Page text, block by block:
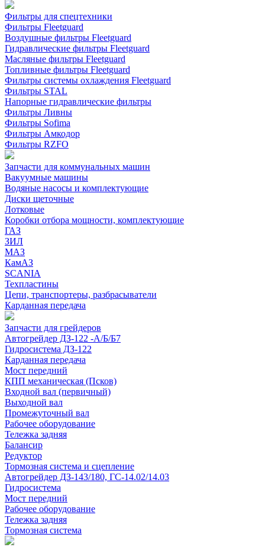
Фильтры для спецтехники
Фильтры Fleetguard
Воздушные фильтры Fleetguard
Гидравлические фильтры Fleetguard
Масляные фильтры Fleetguard
Топливные фильтры Fleetguard
Фильтры системы охлаждения Fleetguard
Фильтры STAL
Напорные гидравлические фильтры
Фильтры Ливны
Фильтры Sofima
Фильтры Амкодор
Фильтры RZFO
Запчасти для коммунальных машин
Вакуумные машины
Водяные насосы и комплектующие
Диски щеточные
Лотковые
Коробки отбора мощности, комплектующие
ГАЗ
ЗИЛ
МАЗ
КамАЗ
SCANIA
Техпластины
Цепи, транспортеры, разбрасыватели
Карданная передача
Запчасти для грейдеров
Автогрейдер ДЗ-122 -А/Б/Б7
Гидросистема ДЗ-122
Карданная передача
Мост передний
КПП механическая (Псков)
Входной вал (первичный)
Выходной вал
Промежуточный вал
Рабочее оборудование
Тележка задняя
Балансир
Редуктор
Тормозная система и сцепление
Автогрейдер ДЗ-143/180, ГС-14.02/14.03
Гидросистема
Мост передний
Рабочее оборудование
Тележка задняя
Тормозная система